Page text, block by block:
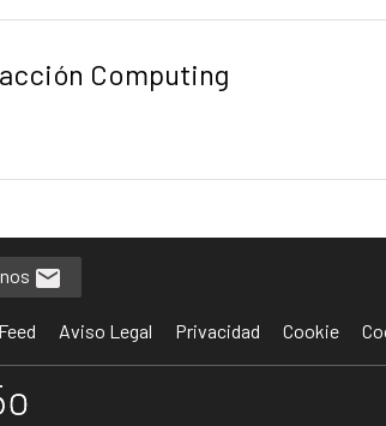
Computing
Aviso Legal Privacidad Cookie